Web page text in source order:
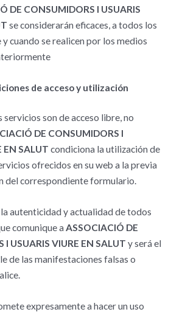
DE CONSUMIDORS I USUARIS
se considerarán eficaces, a todos los
cuando se realicen por los medios
de acceso y utilización
servicios son de acceso libre, no
DE CONSUMIDORS I
EN SALUT condiciona la utilización de
ofrecidos en su web a la previa
del correspondiente formulario.
autenticidad y actualidad de todos
comunique a ASSOCIACIÓ DE
I USUARIS VIURE EN SALUT y será el
de las manifestaciones falsas o
expresamente a hacer un uso